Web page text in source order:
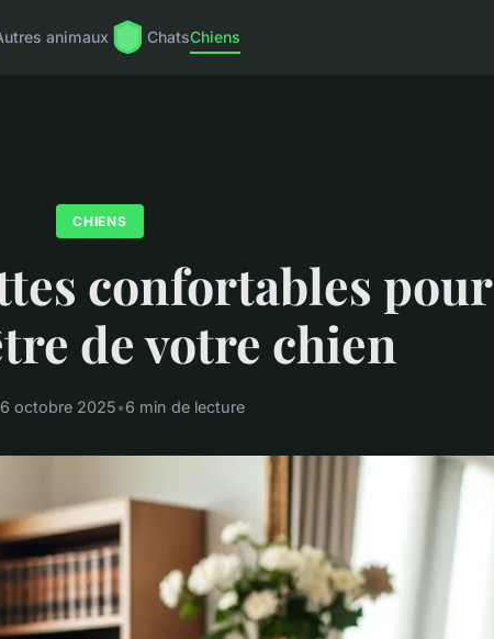
animaux ChatsChiens
CHIENS
confortables pour
de votre chien
6 octobre 2025•6 min de lecture